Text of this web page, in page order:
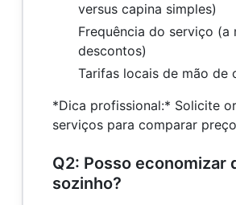
versus capina simples)
Frequência do serviço
descontos)
Tarifas locais de mão de
*Dica profissional:* Solicite
serviços para comparar
Q2: Posso economizar
sozinho?